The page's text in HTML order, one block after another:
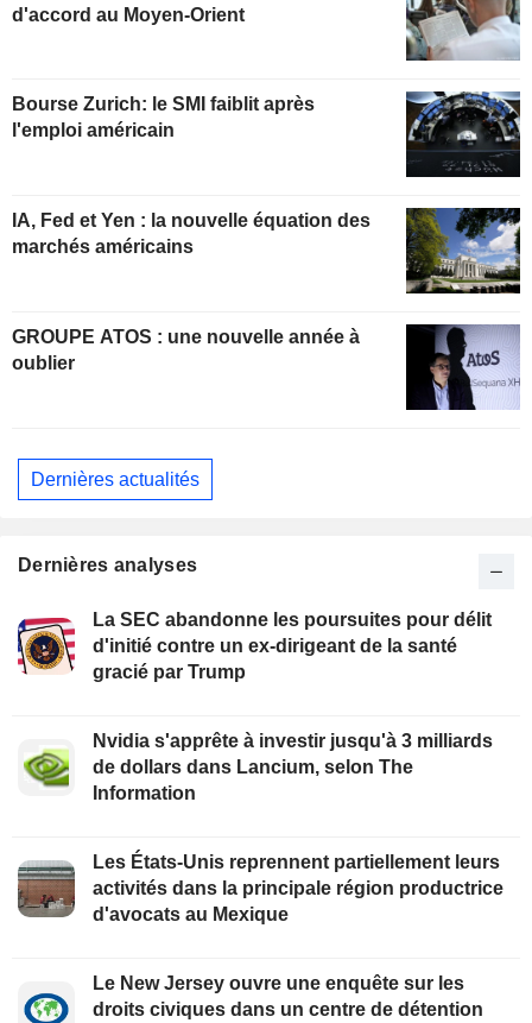
d'accord au Moyen-Orient
Bourse Zurich: le SMI faiblit après
l'emploi américain
IA, Fed et Yen : la nouvelle équation des
marchés américains
GROUPE ATOS : une nouvelle année à
oublier
Dernières actualités
Dernières analyses
La SEC abandonne les poursuites pour délit
d'initié contre un ex-dirigeant de la santé
gracié par Trump
Nvidia s'apprête à investir jusqu'à 3 milliards
de dollars dans Lancium, selon The
Information
Les États-Unis reprennent partiellement leurs
activités dans la principale région productrice
d'avocats au Mexique
Le New Jersey ouvre une enquête sur les
droits civiques dans un centre de détention